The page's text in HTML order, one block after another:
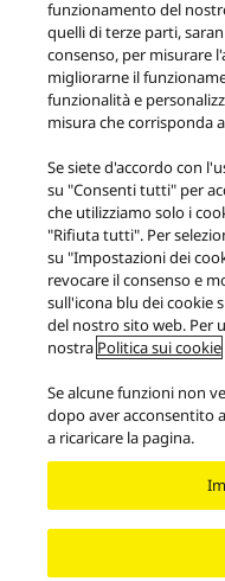
Signalizing
EU
Copyright © 2026 Panasonic
Europe GmbH. Tutti i diritti
funzionamento del
quelli di terze parti,
consenso, per misurare
migliorarne il
funzionalità e
misura che corrisponda
Se siete d'accordo con
su "Consenti tutti" per
che utilizziamo solo i
"Rifiuta tutti". Per
su "Impostazioni dei
revocare il consenso e
sull'icona blu dei cookie
del nostro sito web. Per
nostra Politica sui cookie
Se alcune funzioni non
dopo aver acconsentito
a ricaricare la pagina.